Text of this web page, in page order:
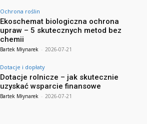
Ochrona roślin
Ekoschemat biologiczna ochrona
upraw – 5 skutecznych metod bez
chemii
Bartek Młynarek - 2026-07-21
Dotacje i dopłaty
Dotacje rolnicze – jak skutecznie
uzyskać wsparcie finansowe
Bartek Młynarek - 2026-07-21